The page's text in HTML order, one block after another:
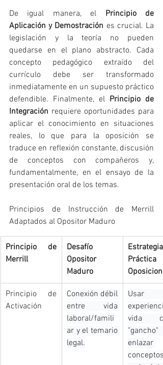
De igual manera, el Principio de
Aplicación y Demostración es crucial. La
legislación y la teoría no pueden
quedarse en el plano abstracto. Cada
concepto pedagógico extraído del
currículo debe ser transformado
inmediatamente en un supuesto práctico
defendible. Finalmente, el Principio de
Integración requiere oportunidades para
aplicar el conocimiento en situaciones
reales, lo que para la oposición se
traduce en reflexión constante, discusión
de conceptos con compañeros y,
fundamentalmente, en el ensayo de la
presentación oral de los temas.
Principios de Instrucción de Merrill
Adaptados al Opositor Maduro
Principio de
Merrill
Desafío
Opositor
Maduro
Estrategia
Práctica
Principio de
Activación
Conexión débil
entre vida
laboral/famili
ar y el temario
legal.
Usar
vida
"gancho"
enlazar
conceptos